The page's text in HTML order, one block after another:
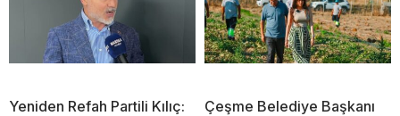
Yeniden Refah Partili Kılıç:
Çeşme Belediye Başkanı